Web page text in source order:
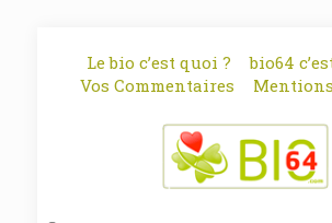
Le bio c’est quoi ?
bio64
Vos Commentaires
Mentions